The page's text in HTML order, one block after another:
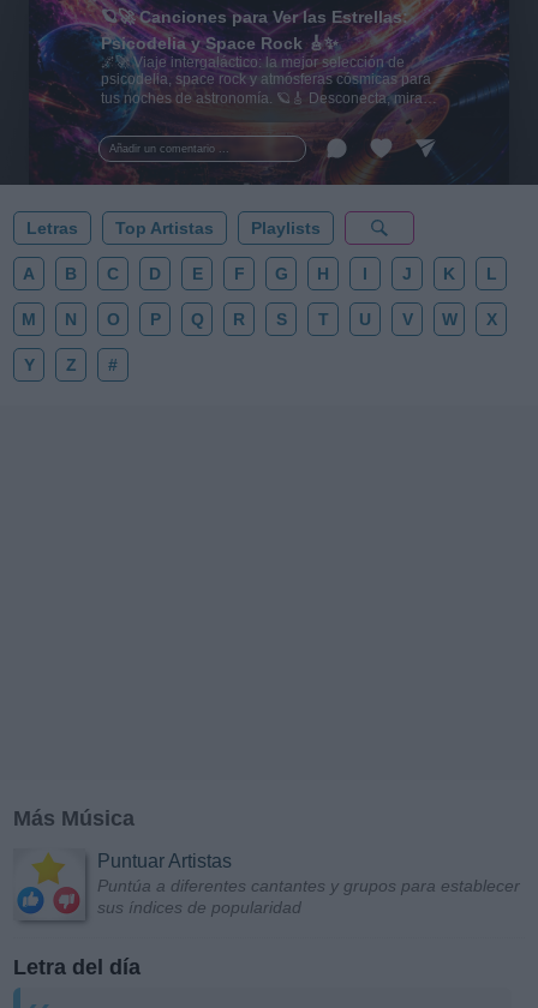
Añadir un comentario ...
🪐🚀 Canciones para Ver las Estrellas:
Psicodelia y Space Rock 🎸✨
🌌🚀 Viaje intergaláctico: la mejor selección de
psicodelia, space rock y atmósferas cósmicas para
tus noches de astronomía. 🪐🎸 Desconecta, mira
al firmamento y siente la gravedad cero. 💾 ¡Guarda
esta colección para tu próxima noche estrellada!
✨⭐
Letras Top Artistas Playlists
A B C D E F G H I J K L
M N O P Q R S T U V W X
Y Z #
Más Música
Puntuar Artistas
Puntúa a diferentes cantantes y grupos para establecer
sus índices de popularidad
Letra del día